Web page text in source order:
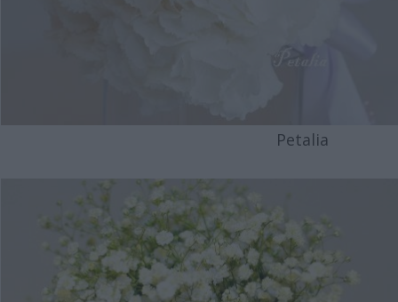
Petalia